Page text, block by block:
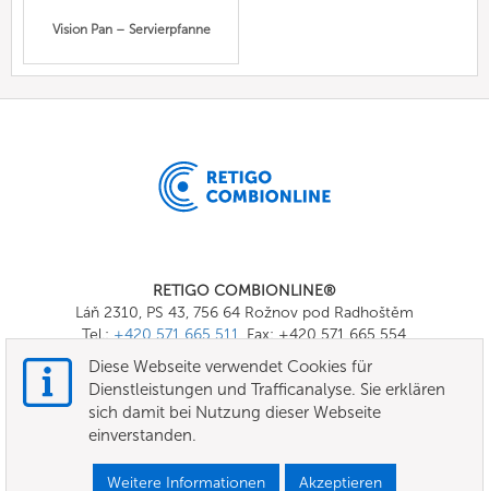
Vision Pan – Servierpfanne
RETIGO COMBIONLINE®
Láň 2310, PS 43, 756 64 Rožnov pod Radhoštěm
Tel.:+420 571 665 511, Fax: +420 571 665 554
E-mail:
info@combionline.com
Nutzungsbedingungen
Diese Webseite verwendet Cookies für
Dienstleistungen und Trafficanalyse. Sie erklären
sich damit bei Nutzung dieser Webseite
einverstanden.
Weitere Informationen Akzeptieren